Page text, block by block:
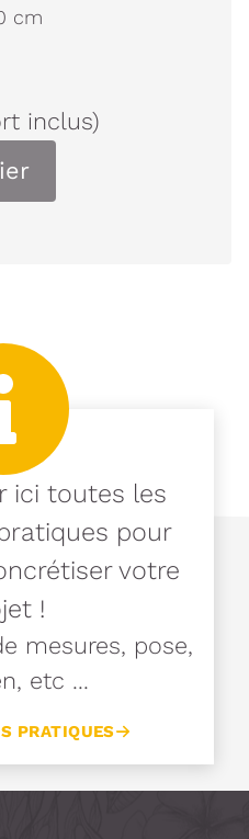
cm
inclus)
ici toutes les
pour
votre
!
mesures, pose,
etc ...
PRATIQUES